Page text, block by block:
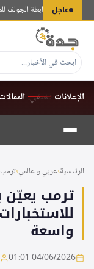
عاجل
ورابطة الجولف للمسلمين توفران
الإعلانات تختفي.المقالات
التجاوز
المحتوى
الرئيسية›عربي و عالمي›ترمب
ترمب يعيّن
واسعة
04/06/2026 01:01